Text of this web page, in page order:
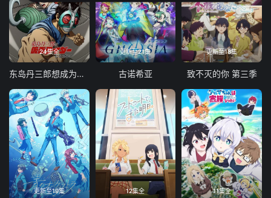
24集全
东岛丹三郎想成为假面骑士
更新至21集
古诺希亚
更新至18集
致不灭的你 第三季
更新至19集 12集全 11集全